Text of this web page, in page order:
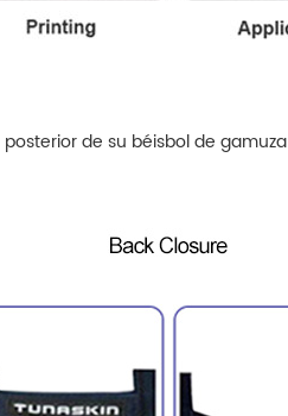
de su béisbol de gamuza